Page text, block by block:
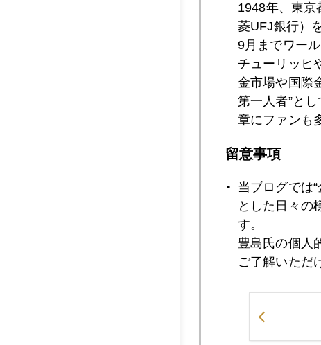
2019年02月25日
2019年02月22日
2019年02月20日
2019年02月19日
1948年、東京
菱UFJ銀行）
9月までワー
チューリッヒ
金市場や国際
第一人者”と
章にファンも
留意事項
当ブログでは
とした日々の
す。
豊島氏の個人
ご了解いただ